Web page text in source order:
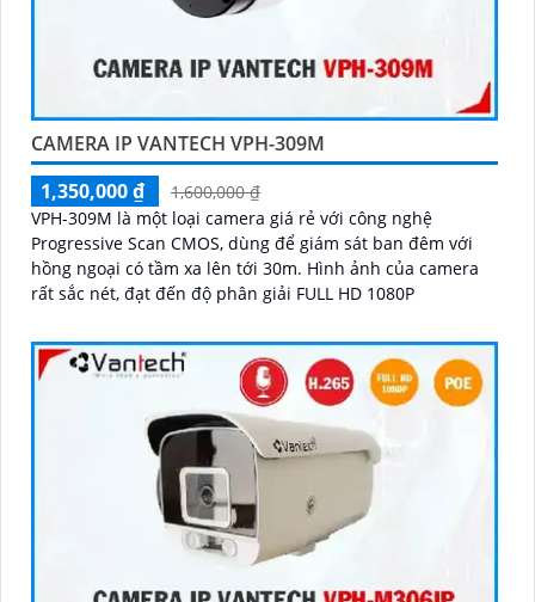
CAMERA IP VANTECH VPH-309M
1,350,000 ₫
1,600,000 ₫
VPH-309M là một loại camera giá rẻ với công nghệ
Progressive Scan CMOS, dùng để giám sát ban đêm với
hồng ngoại có tầm xa lên tới 30m. Hình ảnh của camera
rất sắc nét, đạt đến độ phân giải FULL HD 1080P